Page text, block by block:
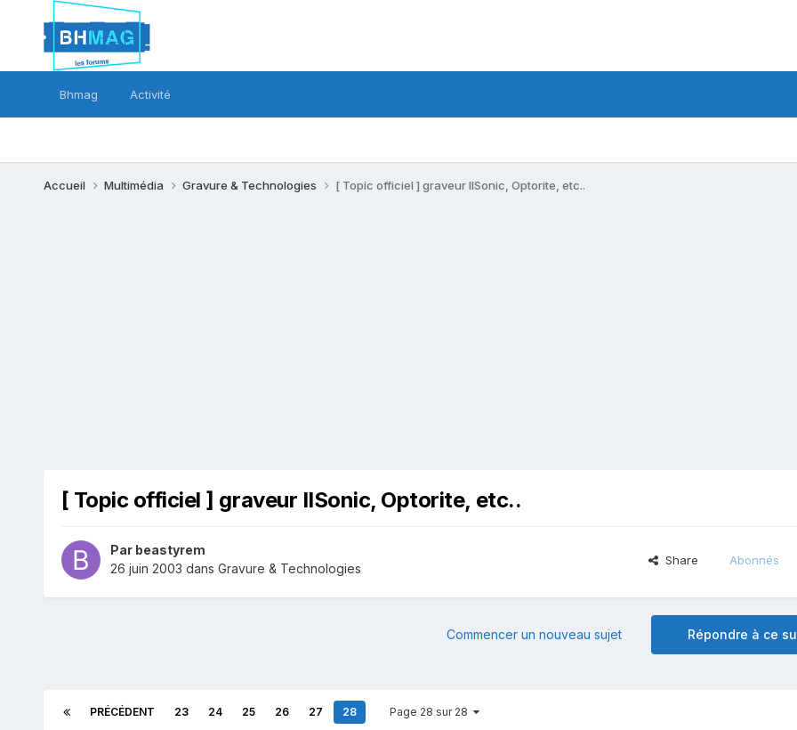
Bhmag Activité
Accueil Multimédia Gravure & Technologies [ Topic officiel ] graveur IISonic, Optorite, etc..
[ Topic officiel ] graveur IISonic, Optorite, etc..
Par beastyrem
26 juin 2003 dans Gravure & Technologies
Share Abonnés
Répondre à ce
Commencer un nouveau sujet
PRÉCÉDENT 23 24 25 26 27 28 Page 28 sur 28